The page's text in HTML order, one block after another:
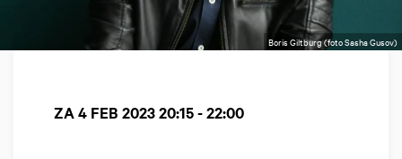
Boris Giltburg (foto Sasha Gusov)
ZA 4 FEB 202320:15 - 22:00